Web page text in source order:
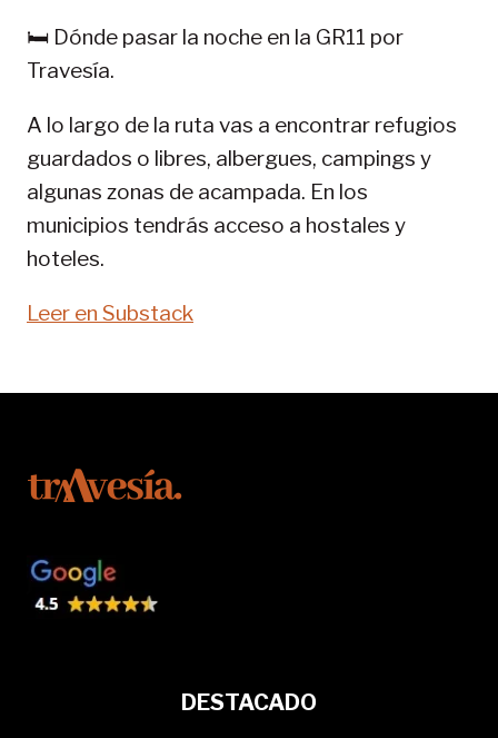
11-
🛏️ Dónde pasar la noche en la GR11 por
Travesía.
A lo largo de la ruta vas a encontrar refugios
guardados o libres, albergues, campings y
algunas zonas de acampada. En los
municipios tendrás acceso a hostales y
hoteles.
Leer en Substack
DESTACADO